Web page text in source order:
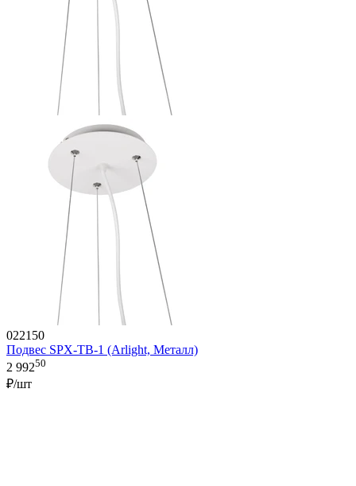
022150
Подвес SPX-TB-1 (Arlight, Металл)
2 99250
₽/шт